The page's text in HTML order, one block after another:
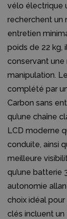
vélo électrique
recherchent un
entretien
poids de 22 kg,
conservant une
manipulation.
complété par
Carbon sans
qu’une chaîne
LCD moderne
conduite, ainsi
meilleure
qu’une batterie
autonomie
choix idéal
clés incluent